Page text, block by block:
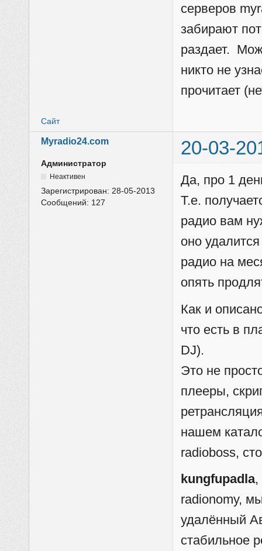
серверов
забирают
раздает.
никто не
прочитает
Сайт
Myradio24.com 20-03-
Администратор
Неактивен
Зарегистрирован:28-05-2013
Сообщений: 127
Да, про 1
Т.е.
радио вам
оно
радио на
опять
Как и
что есть в
DJ).
Это не
плееры,
нашем
radioboss,
kungfupadla,
radionomy,
удалённый
стабильное